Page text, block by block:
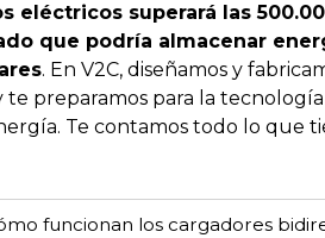
eléctricos superará las
que podría almacenar
. En V2C, diseñamos y
te preparamos para la
Te contamos todo lo que
funcionan los cargadores